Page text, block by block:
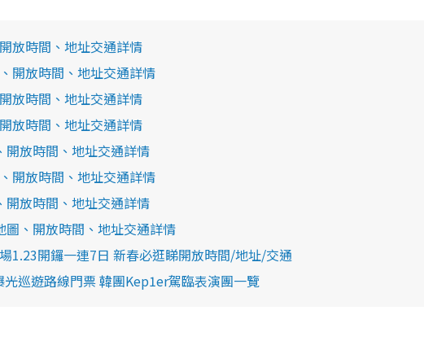
放時間、地址交通詳情
開放時間、地址交通詳情
放時間、地址交通詳情
放時間、地址交通詳情
放時間、地址交通詳情
開放時間、地址交通詳情
放時間、地址交通詳情
、開放時間、地址交通詳情
1.23開鑼一連7日 新春必逛睇開放時間/地址/交通
巡遊路線門票 韓團Kep1er駕臨表演團一覽